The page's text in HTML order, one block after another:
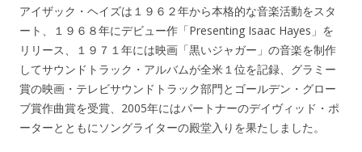
アイザック・ヘイズは１９６２年から本格的な音楽活動をスタ
ート、１９６８年にデビュー作「Presenting Isaac Hayes」を
リリース、１９７１年には映画「黒いジャガー」の音楽を制作
してサウンドトラック・アルバムが全米１位を記録、グラミー
賞の映画・テレビサウンドトラック部門とゴールデン・グロー
ブ賞作曲賞を受賞、2005年にはパートナーのデイヴィッド・ポ
ーターとともにソングライターの殿堂入りを果たしました。